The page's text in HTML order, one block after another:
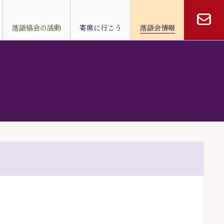
落語協会の活動 寄席に行こう 落語会情報